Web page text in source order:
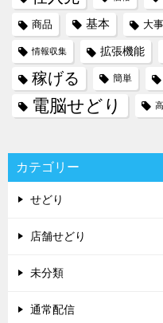
商品 基本 大事
情報収集 拡張機能
稼げる 簡単
電脳せどり
カテゴリー
せどり
店舗せどり
未分類
通常配信